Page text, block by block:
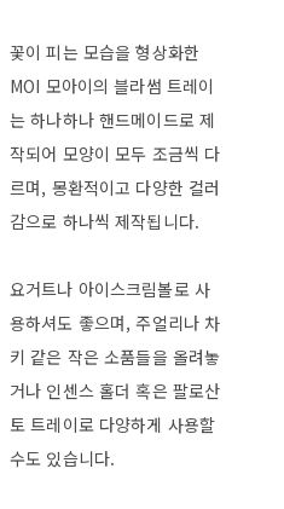
꽃이 피는 모습을 형상화한
MOI 모아이의 블라썸 트레이
는 하나하나 핸드메이드로 제
작되어 모양이 모두 조금씩 다
르며, 몽환적이고 다양한 컬러
감으로 하나씩 제작됩니다.
요거트나 아이스크림볼로 사
용하셔도 좋으며, 주얼리나 차
키 같은 작은 소품들을 올려놓
거나 인센스 홀더 혹은 팔로산
토 트레이로 다양하게 사용할
수도 있습니다.